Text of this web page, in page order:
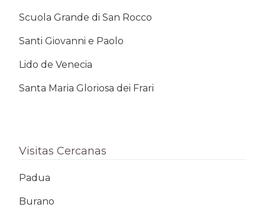
Scuola Grande di San Rocco
Santi Giovanni e Paolo
Lido de Venecia
Santa Maria Gloriosa dei Frari
Visitas Cercanas
Padua
Burano